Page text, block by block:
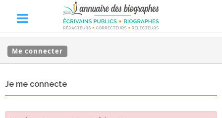
Me connecter
Je me connecte